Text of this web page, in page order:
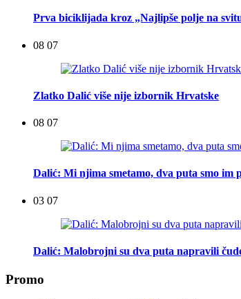
Prva biciklijada kroz „Najlipše polje na
08 07
Zlatko Dalić više nije izbornik Hrvatske
08 07
Dalić: Mi njima smetamo, dva puta smo im
03 07
Dalić: Malobrojni su dva puta napravili
Promo